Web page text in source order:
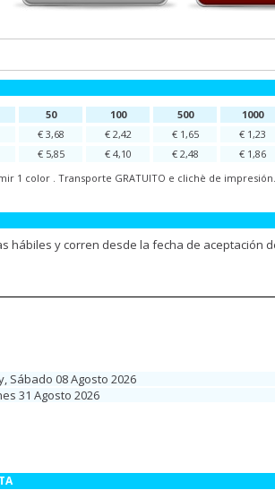
50 100 500 1000
€ 3,68 € 2,42 € 1,65 € 1,23
€ 5,85 € 4,10 € 2,48 € 1,86
1 color . Transporte GRATUITO e clichè de impresión.
hábiles y corren desde la fecha de aceptación
Sábado 08 Agosto 2026
31 Agosto 2026